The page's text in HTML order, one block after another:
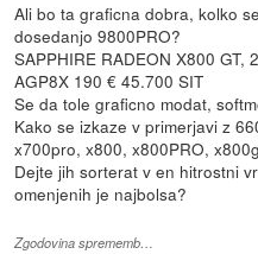
Ali bo ta graficna dobra, kolko
dosedanjo 9800PRO?
SAPPHIRE RADEON X800 GT,
AGP8X 190 € 45.700 SIT
Se da tole graficno modat,
Kako se izkaze v primerjavi z
x700pro, x800, x800PRO,
Dejte jih sorterat v en hitrostni
omenjenih je najbolsa?
Zgodovina sprememb…